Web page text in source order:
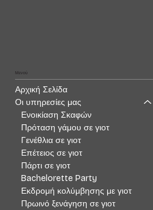
Μενού
Αρχική Σελίδα
Οι υπηρεσίες μας
Ενοικίαση Σκαφών
Πρόταση γάμου σε γιοτ
Γενέθλια σε γιοτ
Επέτειος σε γιοτ
Πάρτι σε γιοτ
Bachelorette Party
Εκδρομή κολύμβησης με γιοτ
Πρωινό ξενάγηση σε γιοτ